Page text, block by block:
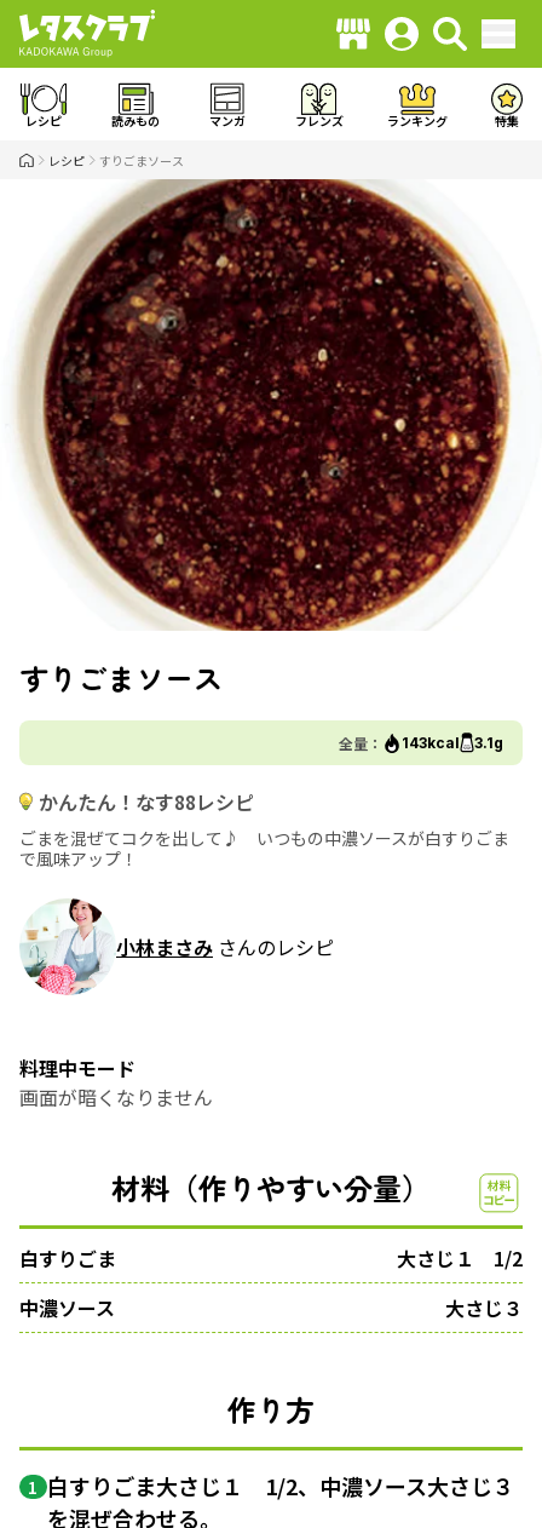
レシピ 読みもの マンガ フレンズ ランキング 特集
レシピ すりごまソース
すりごまソース
全量： 143kcal 3.1g
かんたん！なす88レシピ
ごまを混ぜてコクを出して♪ いつもの中濃ソースが白すりごま
で風味アップ！
小林まさみ さんのレシピ
料理中モード
画面が暗くなりません
材料（作りやすい分量）
白すりごま
大さじ１ 1/2
中濃ソース
大さじ３
作り方
1 白すりごま大さじ１ 1/2、中濃ソース大さじ３
を混ぜ合わせる。